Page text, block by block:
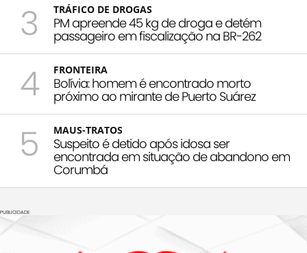
3 TRÁFICO DE DROGAS
PM apreende 45 kg de droga e detém
passageiro em fiscalização na BR-262
4 FRONTEIRA
Bolívia: homem é encontrado morto
próximo ao mirante de Puerto Suárez
5 MAUS-TRATOS
Suspeito é detido após idosa ser
encontrada em situação de abandono em
Corumbá
PUBLICIDADE